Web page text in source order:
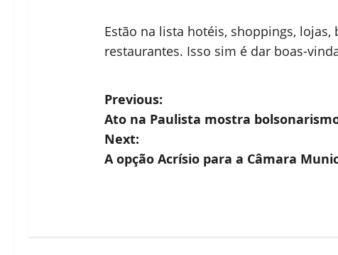
Estão na lista hotéis, shoppings, lojas,
restaurantes. Isso sim é dar boas-
P
o
s
Previous:
Ato na Paulista mostra
Next:
A opção Acrísio para a Câmara